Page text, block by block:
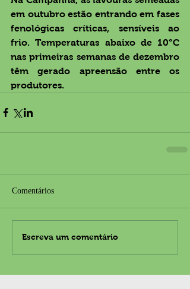
em outubro estão entrando em fases
fenológicas críticas, sensíveis ao
frio. Temperaturas abaixo de 10°C
nas primeiras semanas de dezembro
têm gerado apreensão entre os
produtores.
Comentários
Escreva um comentário